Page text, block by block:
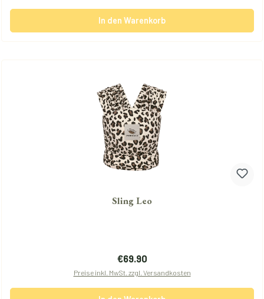
In den Warenkorb
Sling Leo
Regulärer Preis:
€69.90
Preise inkl. MwSt. zzgl. Versandkosten